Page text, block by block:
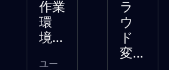
作業
環
境...
ユー
ラ
ウ
ド
変...